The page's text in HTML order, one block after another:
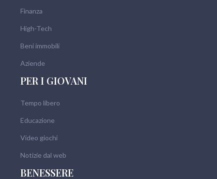
Finanza
High-Tech
Beni immobili
Aziende
PER I GIOVANI
Tempo libero
Educazione
Video giochi
Notizie dal web
BENESSERE